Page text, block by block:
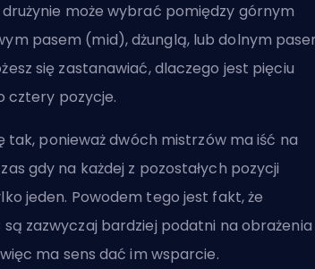
może wybrać pomiędzy górnym
pasem (mid), dżunglą, lubdolnym
się zastanawiać, dlaczego jest pięciu
cztery pozycje.
tak, ponieważ dwóch mistrzówma iść na
gdy na każdej z pozostałych pozycji
jeden. Powodem tego jest fakt, że
są zazwyczaj bardziej podatni na obrażenia
ma sens dać im wsparcie.